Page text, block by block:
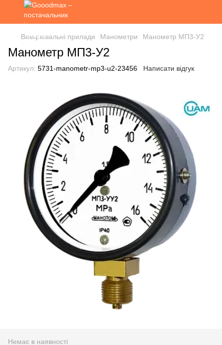
Вимірювальні прилади Манометри Манометр МП3-У2
Манометр МП3-У2
Артикул: 5731-manometr-mp3-u2-23456 Написати відгук
Немає в наявності